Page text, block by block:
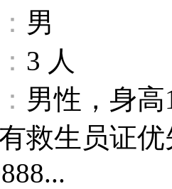
男
3 人
男性，身
救生员证